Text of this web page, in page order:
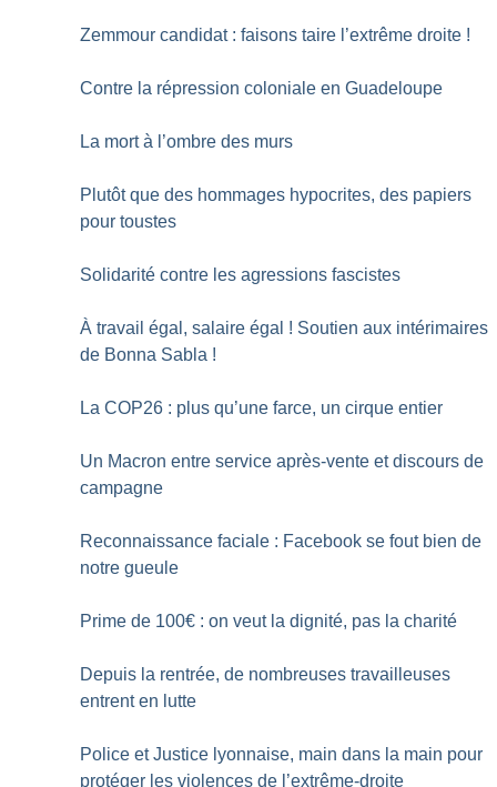
Zemmour candidat : faisons taire l’extrême droite !
Contre la répression coloniale en Guadeloupe
La mort à l’ombre des murs
Plutôt que des hommages hypocrites, des papiers
pour toustes
Solidarité contre les agressions fascistes
À travail égal, salaire égal ! Soutien aux intérimaires
de Bonna Sabla !
La COP26 : plus qu’une farce, un cirque entier
Un Macron entre service après-vente et discours de
campagne
Reconnaissance faciale : Facebook se fout bien de
notre gueule
Prime de 100€ : on veut la dignité, pas la charité
Depuis la rentrée, de nombreuses travailleuses
entrent en lutte
Police et Justice lyonnaise, main dans la main pour
protéger les violences de l’extrême-droite